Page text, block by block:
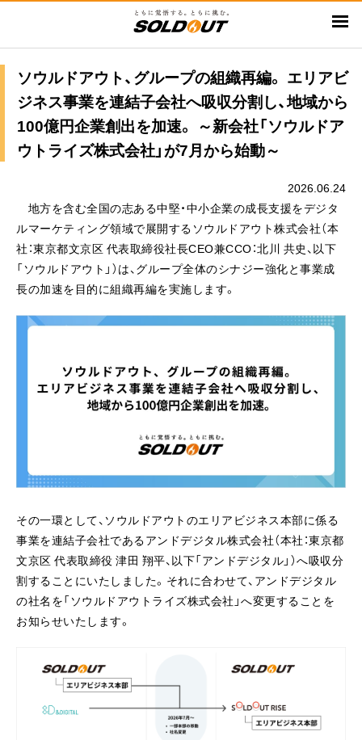
ン
ソウルドアウト、グループの組織再編。 エリアビ
ジネス事業を連結子会社へ吸収分割し、地域から
100億円企業創出を加速。 ～新会社「ソウルドア
ウトライズ株式会社」が7月から始動～
2026.06.24
地方を含む全国の志ある中堅・中小企業の成長支援をデジタ
ルマーケティング領域で展開するソウルドアウト株式会社（本
社：東京都文京区 代表取締役社長CEO兼CCO：北川 共史、以下
「ソウルドアウト」）は、グループ全体のシナジー強化と事業成
長の加速を目的に組織再編を実施します。
その一環として、ソウルドアウトのエリアビジネス本部に係る
事業を連結子会社であるアンドデジタル株式会社（本社：東京都
文京区 代表取締役 津田 翔平、以下「アンドデジタル」）へ吸収分
割することにいたしました。それに合わせて、アンドデジタル
の社名を「ソウルドアウトライズ株式会社」へ変更することを
お知らせいたします。